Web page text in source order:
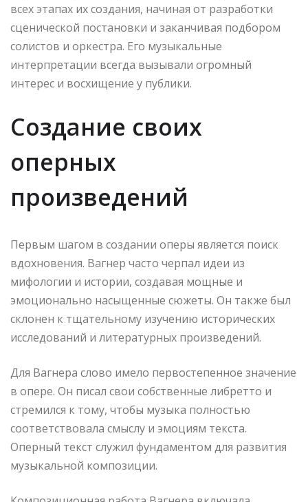
всех этапах их создания, начиная от разработки
сценической постановки и заканчивая подбором
солистов и оркестра. Его музыкальные
интерпретации всегда вызывали огромный
интерес и восхищение у публики.
Создание своих
оперных
произведений
Первым шагом в создании оперы является поиск
вдохновения. Вагнер часто черпал идеи из
мифологии и истории, создавая мощные и
эмоционально насыщенные сюжеты. Он также был
склонен к тщательному изучению исторических
исследований и литературных произведений.
Для Вагнера слово имело первостепенное значение
в опере. Он писал свои собственные либретто и
стремился к тому, чтобы музыка полностью
соответствовала смыслу и эмоциям текста.
Оперный текст служил фундаментом для развития
музыкальной композиции.